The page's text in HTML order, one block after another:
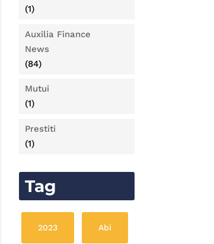
(1)
Auxilia Finance
News
(84)
Mutui
(1)
Prestiti
(1)
Tag
2023 Abi